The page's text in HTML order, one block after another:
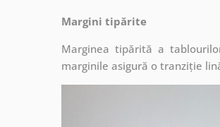
Margini tipărite
Marginea tipărită a
marginile asigură o tranziție